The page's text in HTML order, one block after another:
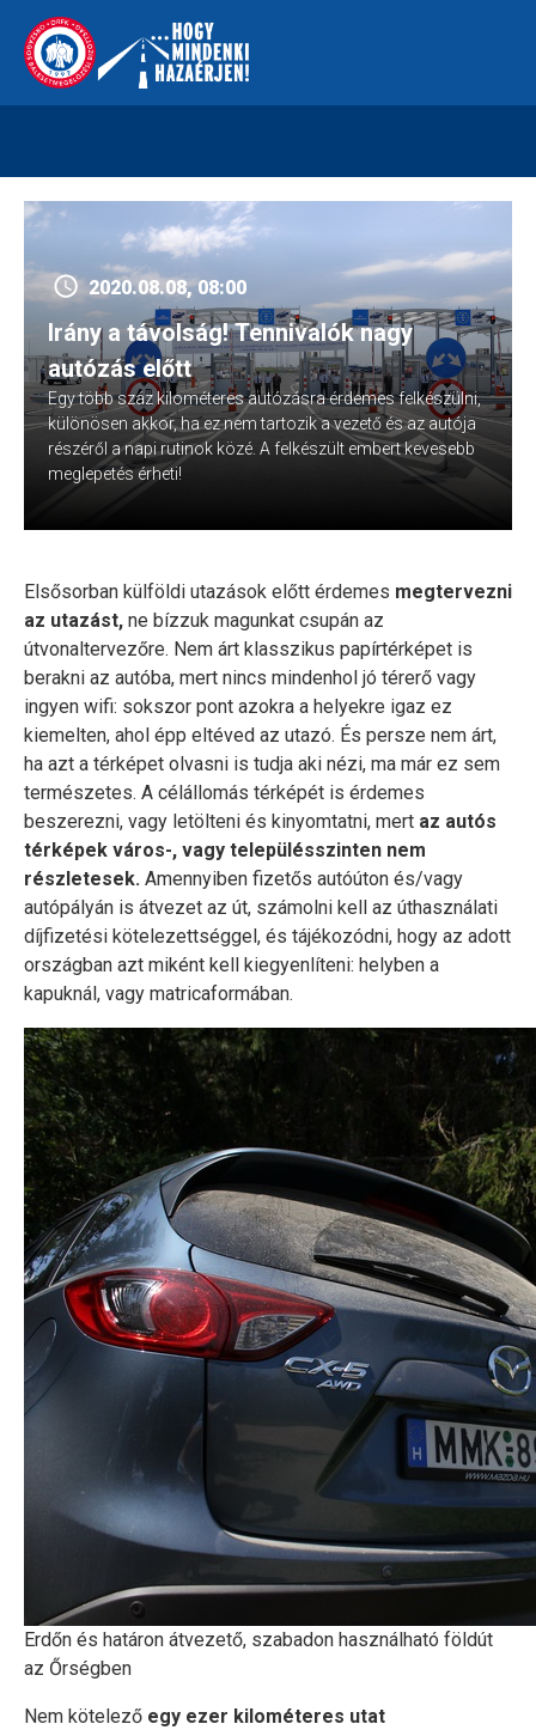
content
kreszvaltozas.hu
2020.08.08, 08:00
Irány a távolság! Tennivalók nagy
autózás előtt
Egy több száz kilométeres autózásra érdemes felkészülni,
különösen akkor, ha ez nem tartozik a vezető és az autója
részéről a napi rutinok közé. A felkészült embert kevesebb
meglepetés érheti!
Elsősorban külföldi utazások előtt érdemes megtervezni
az utazást, ne bízzuk magunkat csupán az
útvonaltervezőre. Nem árt klasszikus papírtérképet is
berakni az autóba, mert nincs mindenhol jó térerő vagy
ingyen wifi: sokszor pont azokra a helyekre igaz ez
kiemelten, ahol épp eltéved az utazó. És persze nem árt,
ha azt a térképet olvasni is tudja aki nézi, ma már ez sem
természetes. A célállomás térképét is érdemes
beszerezni, vagy letölteni és kinyomtatni, mert az autós
térképek város-, vagy településszinten nem
részletesek. Amennyiben fizetős autóúton és/vagy
autópályán is átvezet az út, számolni kell az úthasználati
díjfizetési kötelezettséggel, és tájékozódni, hogy az adott
országban azt miként kell kiegyenlíteni: helyben a
kapuknál, vagy matricaformában.
Erdőn és határon átvezető, szabadon használható földút
az Őrségben
Nem kötelező egy ezer kilométeres utat